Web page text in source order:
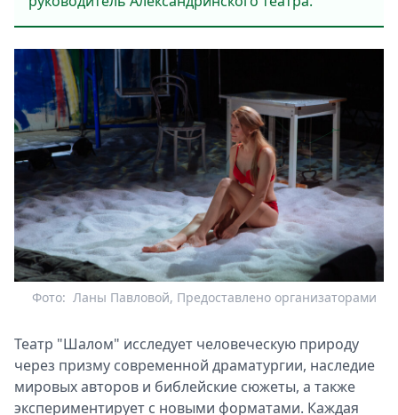
Ланы Павловой, Предоставлено организаторами
Фото:
Театр "Шалом" исследует человеческую природу
через призму современной драматургии, наследие
мировых авторов и библейские сюжеты, а также
экспериментирует с новыми форматами. Каждая